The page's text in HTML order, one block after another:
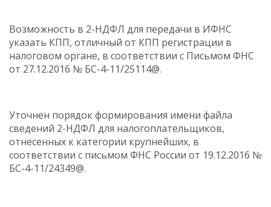
Возможность в 2-НДФЛ для передачи в ИФНС
указать КПП, отличный от КПП регистрации в
налоговом органе, в соответствии с Письмом ФНС
от 27.12.2016 № БС-4-11/25114@.
Уточнен порядок формирования имени файла
сведений 2-НДФЛ для налогоплательщиков,
отнесенных к категории крупнейших, в
соответствии с письмом ФНС России от 19.12.2016 №
БС-4-11/24349@.